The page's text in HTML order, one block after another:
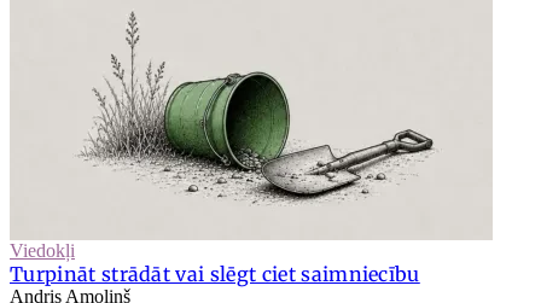
Viedokļi
Turpināt strādāt vai slēgt ciet saimniecību
Andris Amoliņš